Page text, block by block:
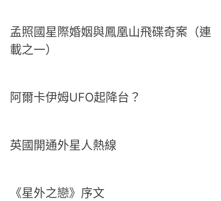
孟照國星際婚姻與鳳凰山飛碟奇案（連
載之一）
阿爾卡伊姆UFO起降台？
英國開通外星人熱線
《星外之戀》序文